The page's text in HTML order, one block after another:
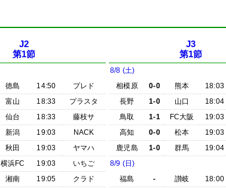
J2
第1節
徳島 14:50
プレド
富山 18:33
プラスタ
仙台 18:33
藤枝サ
新潟 19:03
NACK
秋田 19:03
ヤマハ
横浜FC 19:03
いちご
湘南 19:05
クラド
J3
第1節
8/8 (土)
相模原
0-0 熊本 18:03
長野
1-0 山口 18:04
鳥取
1-1 FC大阪 19:03
高知
0-0 松本 19:03
鹿児島
1-0 群馬 19:04
8/9 (日)
福島
- 讃岐 18:00